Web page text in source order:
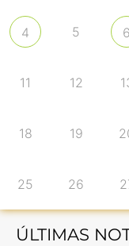
4 5 6
11 12
18 19
25 26
ÚLTIMAS